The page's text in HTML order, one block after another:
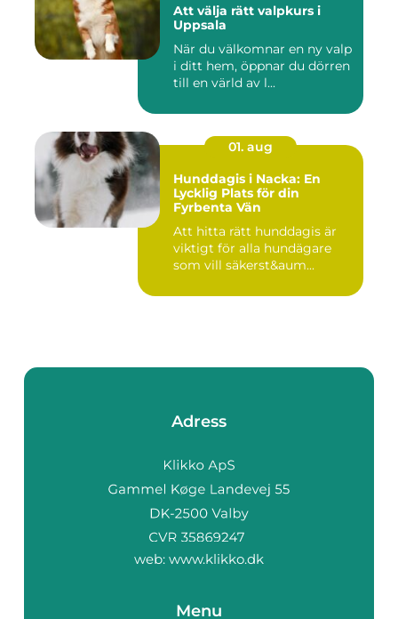
Att välja rätt valpkurs i
Uppsala
När du välkomnar en ny valp
i ditt hem, öppnar du dörren
till en värld av l...
01. aug
Hunddagis i Nacka: En
Lycklig Plats för din
Fyrbenta Vän
Att hitta rätt hunddagis är
viktigt för alla hundägare
som vill säkerst&aum...
Adress
web: www.klikko.dk
Menu